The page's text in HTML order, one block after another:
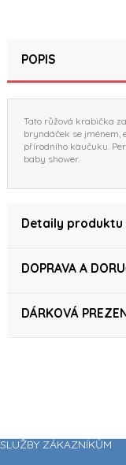
POPIS
Tato růžová krabička
bryndáček se jménem,
přírodního kaučuku.
baby shower.
Detaily produktu
DOPRAVA A
DÁRKOVÁ
SLUŽBY ZÁKAZNÍKŮM